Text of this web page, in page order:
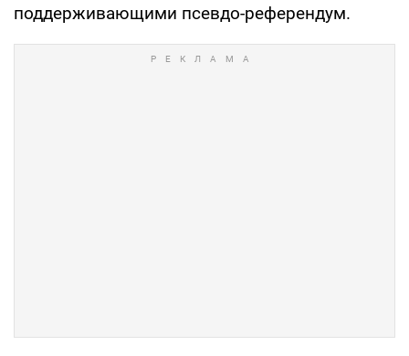
поддерживающими псевдо-референдум.